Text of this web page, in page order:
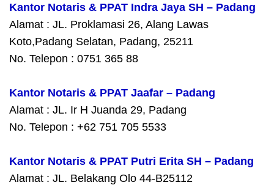
Kantor Notaris & PPAT Indra Jaya SH – Padang
Alamat : JL. Proklamasi 26, Alang Lawas
Koto,Padang Selatan, Padang, 25211
No. Telepon : 0751 365 88
Kantor Notaris & PPAT Jaafar – Padang
Alamat : JL. Ir H Juanda 29, Padang
No. Telepon : +62 751 705 5533
Kantor Notaris & PPAT Putri Erita SH – Padang
Alamat : JL. Belakang Olo 44-B25112